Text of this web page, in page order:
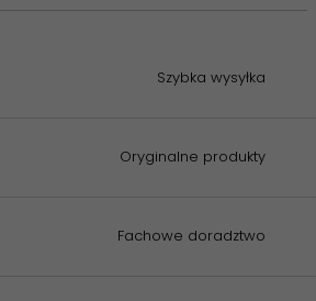
Szybka wysyłka
Oryginalne produkty
Fachowe doradztwo